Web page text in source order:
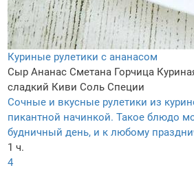
Куриные рулетики с ананасом
Сыр Ананас Сметана Горчица
сладкий Киви Соль Специи
Сочные и вкусные рулетики из
пикантной начинкой. Такое блюдо
будничный день, и к любому
1 ч.
4